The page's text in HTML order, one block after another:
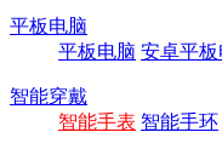
平板电脑
平板电脑 安卓平板
智能穿戴
智能手表 智能手环